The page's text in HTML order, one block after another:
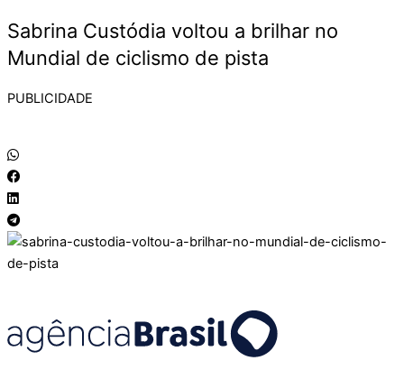
Sabrina Custódia voltou a brilhar no
Mundial de ciclismo de pista
PUBLICIDADE